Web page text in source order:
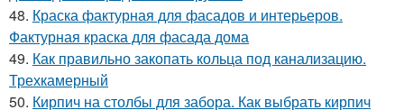
48. Краска фактурная для фасадов и интерьеров.
Фактурная краска для фасада дома
49. Как правильно закопать кольца под канализацию.
Трехкамерный
50. Кирпич на столбы для забора. Как выбрать кирпич